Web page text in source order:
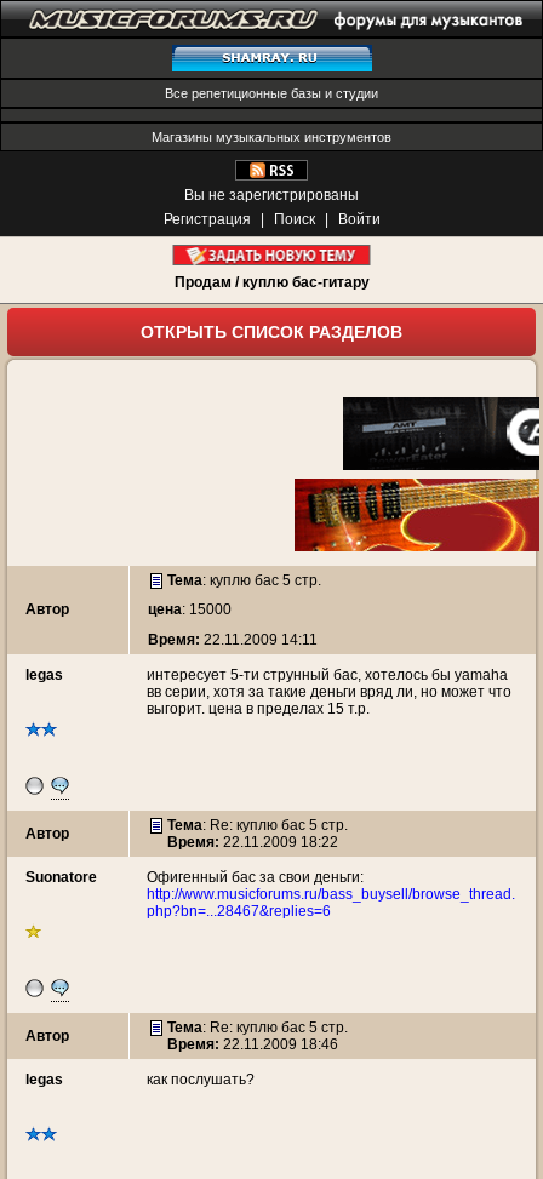
Все репетиционные базы и студии
Магазины музыкальных инструментов
Вы не зарегистрированы
Регистрация
Поиск Войти
Продам / куплю бас-гитару
ОТКРЫТЬ СПИСОК РАЗДЕЛОВ
Автор
Тема: куплю бас 5 стр.
цена: 15000
Время: 22.11.2009 14:11
legas
интересует 5-ти струнный бас, хотелось бы yamaha
вв серии, хотя за такие деньги вряд ли, но может что
выгорит. цена в пределах 15 т.р.
Автор Тема: Re: куплю бас 5 стр.
Время: 22.11.2009 18:22
Suonatore
Офигенный бас за свои деньги:
http://www.musicforums.ru/bass_buysell/browse_thread.
php?bn=...28467&replies=6
Автор Тема: Re: куплю бас 5 стр.
Время: 22.11.2009 18:46
legas как послушать?